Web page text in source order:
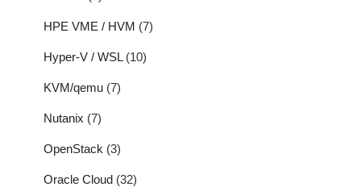
HPE VME / HVM (7)
Hyper-V / WSL(10)
KVM/qemu (7)
Nutanix (7)
OpenStack (3)
Oracle Cloud (32)